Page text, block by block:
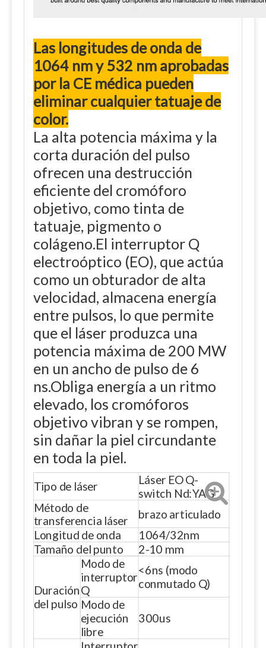
Las longitudes de onda de
1064 nm y 532 nm aprobadas
por la CE médica pueden
eliminar cualquier tatuaje de
color.
La alta potencia máxima y la
corta duración del pulso
ofrecen una destrucción
eficiente del cromóforo
objetivo, como tinta de
tatuaje, pigmento o
colágeno.El interruptor Q
electroóptico (EO), que actúa
como un obturador de alta
velocidad, almacena energía
entre pulsos, lo que permite
que el láser produzca una
potencia máxima de 200 MW
en un ancho de pulso de 6
ns.Obliga energía a un ritmo
elevado, los cromóforos
objetivo vibran y se rompen,
sin dañar la piel circundante
en toda la piel.
Tipo de láser
Láser EO Q-
switch Nd:YAG
Método de
transferencia láser
brazo articulado
Longitud de onda
1064/32nm
Tamaño del punto
2-10 mm
Duración
del pulso
Modo de
interruptor
Q
<6ns (modo
conmutado Q)
Modo de
ejecución
libre
300us